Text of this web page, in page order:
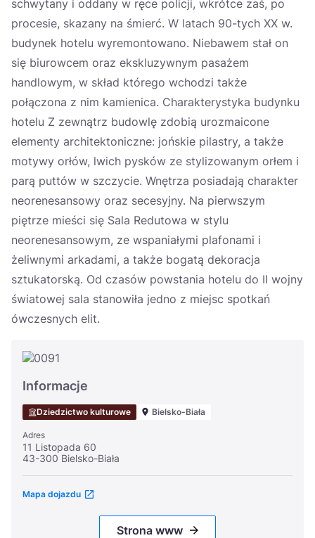
schwytany i oddany w ręce policji, wkrótce zaś, po
procesie, skazany na śmierć. W latach 90-tych XX w.
budynek hotelu wyremontowano. Niebawem stał on
się biurowcem oraz ekskluzywnym pasażem
handlowym, w skład którego wchodzi także
połączona z nim kamienica. Charakterystyka budynku
hotelu Z zewnątrz budowlę zdobią urozmaicone
elementy architektoniczne: jońskie pilastry, a także
motywy orłów, lwich pysków ze stylizowanym orłem i
parą puttów w szczycie. Wnętrza posiadają charakter
neorenesansowy oraz secesyjny. Na pierwszym
piętrze mieści się Sala Redutowa w stylu
neorenesansowym, ze wspaniałymi plafonami i
żeliwnymi arkadami, a także bogatą dekoracja
sztukatorską. Od czasów powstania hotelu do II wojny
światowej sala stanowiła jedno z miejsc spotkań
ówczesnych elit.
Informacje
Dziedzictwo kulturowe Bielsko-Biała
Adres
11 Listopada 60
43-300 Bielsko-Biała
Mapa dojazdu
Strona www